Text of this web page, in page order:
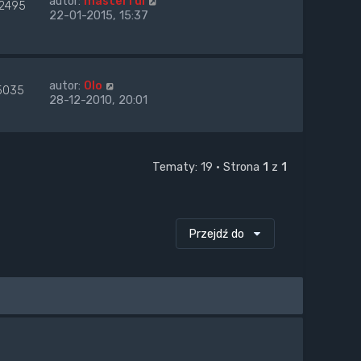
22-01-2015, 15:37
autor: Olo
28-12-2010, 20:01
Tematy: 19 • Strona 1 z 1
Przejdź do